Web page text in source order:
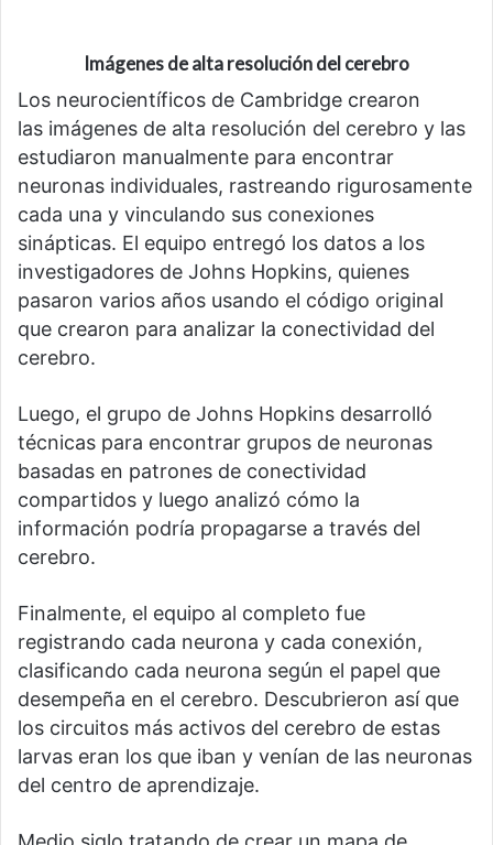
Imágenes de alta resolución del cerebro
Los neurocientíficos de Cambridge crearon
las imágenes de alta resolución del cerebro y las
estudiaron manualmente para encontrar
neuronas individuales, rastreando rigurosamente
cada una y vinculando sus conexiones
sinápticas. El equipo entregó los datos a los
investigadores de Johns Hopkins, quienes
pasaron varios años usando el código original
que crearon para analizar la conectividad del
cerebro.
Luego, el grupo de Johns Hopkins desarrolló
técnicas para encontrar grupos de neuronas
basadas en patrones de conectividad
compartidos y luego analizó cómo la
información podría propagarse a través del
cerebro.
Finalmente, el equipo al completo fue
registrando cada neurona y cada conexión,
clasificando cada neurona según el papel que
desempeña en el cerebro. Descubrieron así que
los circuitos más activos del cerebro de estas
larvas eran los que iban y venían de las neuronas
del centro de aprendizaje.